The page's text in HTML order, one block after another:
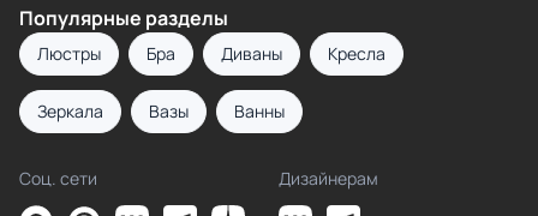
Популярные разделы
Люстры Бра Диваны Кресла
Зеркала Вазы Ванны
Соц. сети Дизайнерам